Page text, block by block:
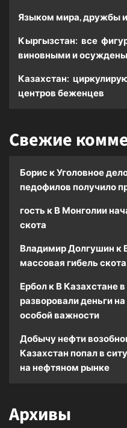
Языком мира, дружбы
Кыргызстан: все
виновными и осуждены
Казахстан:
центров беженцев
Свежие
Борис кУголовное
педофилов получило
гость к В Монголии
скота
Владимир Долгушин к
массовая гибель скота
Ербол к В Казахстане
разворовали деньги
особой важности
Добычу нефти
Казахстан попал в
на нефтяном рынке
Архивы